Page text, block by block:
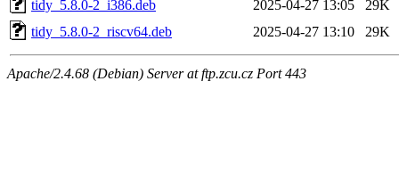
tidy_5.8.0-2_i386.deb 2025-04-27 13:05
29K
tidy_5.8.0-2_riscv64.deb
2025-04-27 13:10 29K
Apache/2.4.68 (Debian) Server at ftp.zcu.cz Port 443